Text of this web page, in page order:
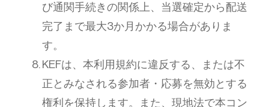
び通関手続きの関係上、当選確定から配送
完了まで最大3か月かかる場合がありま
す。
KEFは、本利用規約に違反する、または不
正とみなされる参加者・応募を無効とする
権利を保持します。また、現地法で本コン